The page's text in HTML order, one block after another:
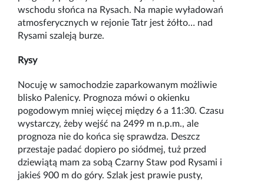
wschodu słońca na Rysach. Na mapie wyładowań
atmosferycznych w rejonie Tatr jest żółto… nad
Rysami szaleją burze.
Rysy
Nocuję w samochodzie zaparkowanym możliwie
blisko Palenicy. Prognoza mówi o okienku
pogodowym mniej więcej między 6 a 11:30. Czasu
wystarczy, żeby wejść na 2499 m n.p.m., ale
prognoza nie do końca się sprawdza. Deszcz
przestaje padać dopiero po siódmej, tuż przed
dziewiątą mam za sobą Czarny Staw pod Rysami i
jakieś 900 m do góry. Szlak jest prawie pusty,